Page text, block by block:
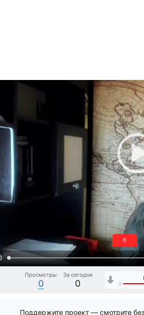
5
Просмотры
0
За сегодня
0 0
Поддержите проект — смотрите